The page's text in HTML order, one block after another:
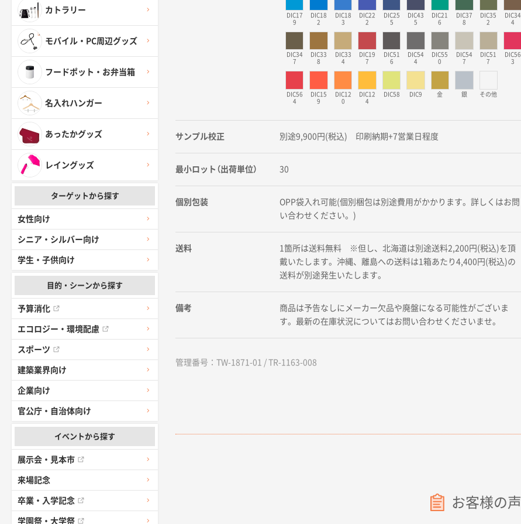
カトラリー
モバイル・PC周辺グッズ
フードポット・お弁当箱
名入れハンガー
あったかグッズ
レイングッズ
ターゲットから探す
女性向け
シニア・シルバー向け
学生・子供向け
目的・シーンから探す
予算消化
エコロジー・環境配慮
スポーツ
建築業界向け
企業向け
官公庁・自治体向け
イベントから探す
展示会・見本市
来場記念
卒業・入学記念
学園祭・大学祭
DIC17
9
DIC18
2
DIC18
3
DIC22
2
DIC25
5
DIC43
5
DIC21
6
DIC37
8
DIC35
2
DIC34
4
DIC34
7
DIC33
8
DIC33
4
DIC19
7
DIC51
6
DIC54
4
DIC55
0
DIC54
7
DIC51
7
DIC56
3
DIC56
4
DIC15
9
DIC12
0
DIC12
4
DIC58 DIC9 金 銀 その他
サンプル校正 別途9,900円(税込) 印刷納期+7営業日程度
最小ロット（出荷単位） 30
個別包装
OPP袋入れ可能(個別梱包は別途費用がかかります。詳しくはお問
い合わせください。)
送料
1箇所は送料無料 ※但し、北海道は別途送料2,200円(税込)を頂
戴いたします。沖縄、離島への送料は1箱あたり4,400円(税込)の
送料が別途発生いたします。
備考
商品は予告なしにメーカー欠品や廃盤になる可能性がございま
す。最新の在庫状況についてはお問い合わせくださいませ。
管理番号：TW-1871-01 / TR-1163-008
お客様の声